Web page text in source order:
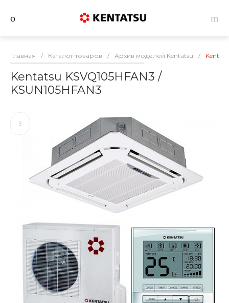
Главная / Каталог товаров / Архив моделей Kentatsu /
Kentatsu KSVQ105HFAN3 /
KSUN105HFAN3